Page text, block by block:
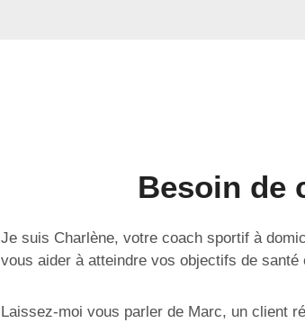
Besoin de
Je suis Charlène, votre coach sportif à
vous aider à atteindre vos objectifs de
Laissez-moi vous parler de Marc, un client